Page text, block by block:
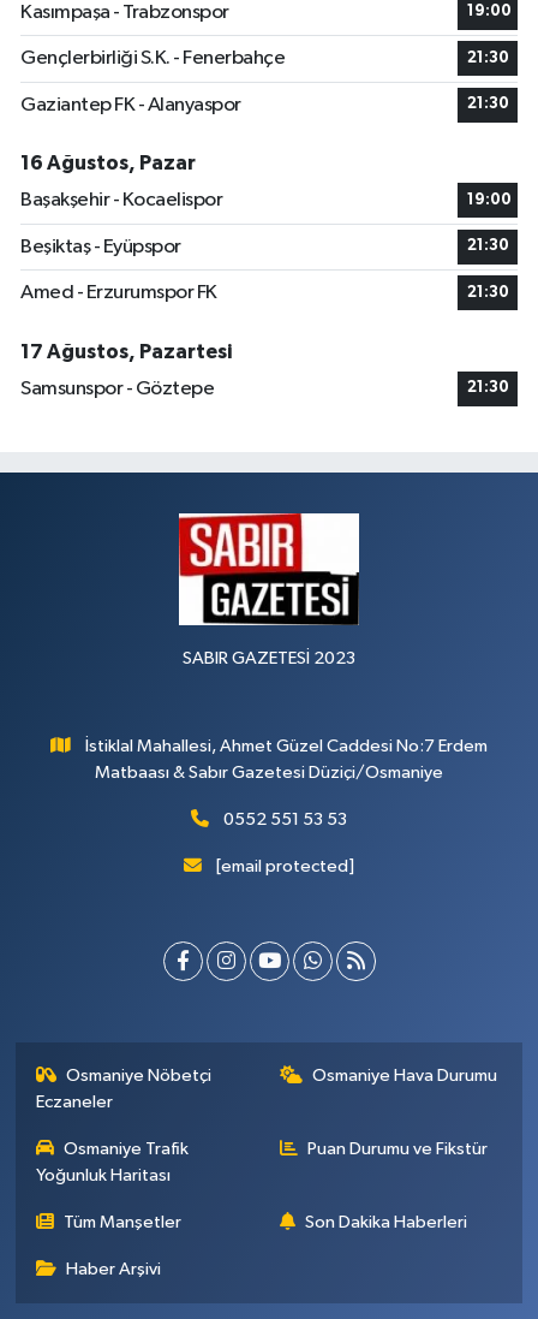
Kasımpaşa - Trabzonspor 19:00
Gençlerbirliği S.K. - Fenerbahçe 21:30
Gaziantep FK - Alanyaspor 21:30
16 Ağustos, Pazar
Başakşehir - Kocaelispor
19:00
Beşiktaş - Eyüpspor 21:30
Amed - Erzurumspor FK 21:30
17 Ağustos, Pazartesi
Samsunspor - Göztepe
21:30
SABIR GAZETESİ 2023
İstiklal Mahallesi, Ahmet Güzel Caddesi No:7 Erdem
Matbaası & Sabır Gazetesi Düziçi/Osmaniye
0552 551 53 53
[email protected]
Osmaniye Nöbetçi
Eczaneler
Osmaniye Hava Durumu
Osmaniye Trafik
Yoğunluk Haritası
Puan Durumu ve Fikstür
Tüm Manşetler Son Dakika Haberleri
Haber Arşivi